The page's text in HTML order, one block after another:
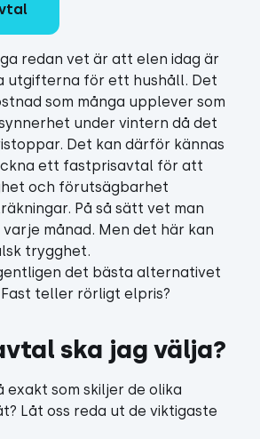
redan vet är att elen idag är
utgifterna för ett hushåll. Det
som många upplever som
under vintern då det
Det kan därför kännas
ett fastprisavtal för att
och förutsägbarhet
På så sätt vet man
månad. Men det här kan
trygghet.
det bästa alternativet
teller rörligt elpris?
ska jag välja?
exakt som skiljer de olika
Låt oss reda ut de viktigaste